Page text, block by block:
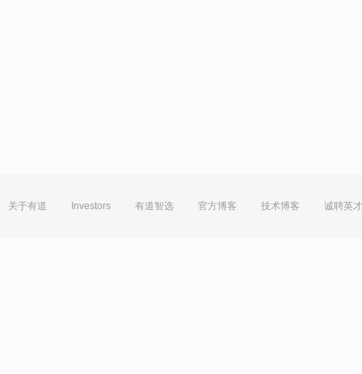
关于有道 Investors 有道智选 官方博客 技术博客 诚聘英才